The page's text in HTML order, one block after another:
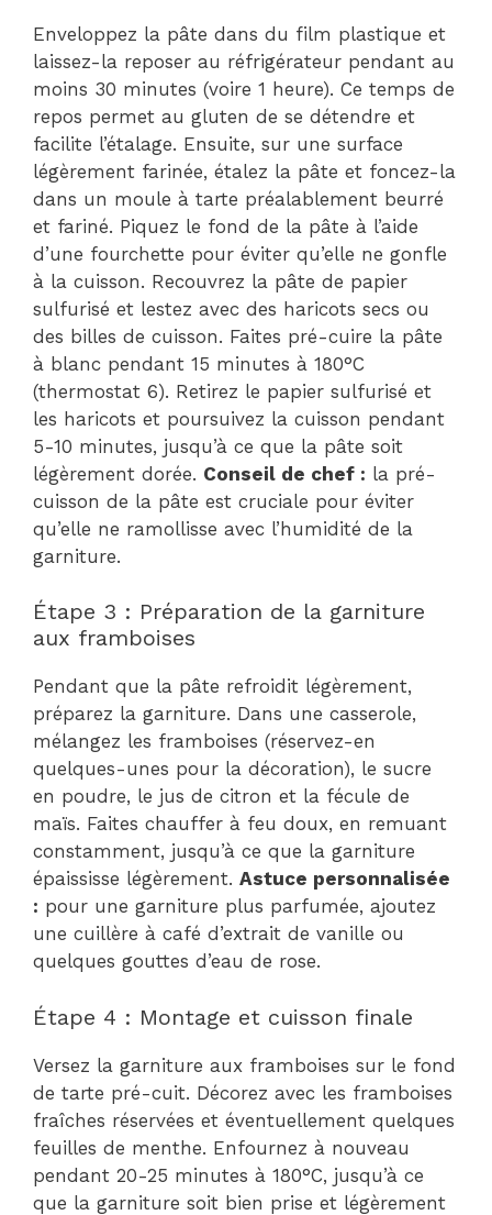
Enveloppez la pâte dans du film plastique et
laissez-la reposer au réfrigérateur pendant au
moins 30 minutes (voire 1 heure). Ce temps de
repos permet au gluten de se détendre et
facilite l’étalage. Ensuite, sur une surface
légèrement farinée, étalez la pâte et foncez-la
dans un moule à tarte préalablement beurré
et fariné. Piquez le fond de la pâte à l’aide
d’une fourchette pour éviter qu’elle ne gonfle
à la cuisson. Recouvrez la pâte de papier
sulfurisé et lestez avec des haricots secs ou
des billes de cuisson. Faites pré-cuire la pâte
à blanc pendant 15 minutes à 180°C
(thermostat 6). Retirez le papier sulfurisé et
les haricots et poursuivez la cuisson pendant
5-10 minutes, jusqu’à ce que la pâte soit
légèrement dorée. Conseil de chef : la pré-
cuisson de la pâte est cruciale pour éviter
qu’elle ne ramollisse avec l’humidité de la
garniture.
Étape 3 : Préparation de la garniture
aux framboises
Pendant que la pâte refroidit légèrement,
préparez la garniture. Dans une casserole,
mélangez les framboises (réservez-en
quelques-unes pour la décoration), le sucre
en poudre, le jus de citron et la fécule de
maïs. Faites chauffer à feu doux, en remuant
constamment, jusqu’à ce que la garniture
épaississe légèrement. Astuce personnalisée
: pour une garniture plus parfumée, ajoutez
une cuillère à café d’extrait de vanille ou
quelques gouttes d’eau de rose.
Étape 4 : Montage et cuisson finale
Versez la garniture aux framboises sur le fond
de tarte pré-cuit. Décorez avec les framboises
fraîches réservées et éventuellement quelques
feuilles de menthe. Enfournez à nouveau
pendant 20-25 minutes à 180°C, jusqu’à ce
que la garniture soit bien prise et légèrement